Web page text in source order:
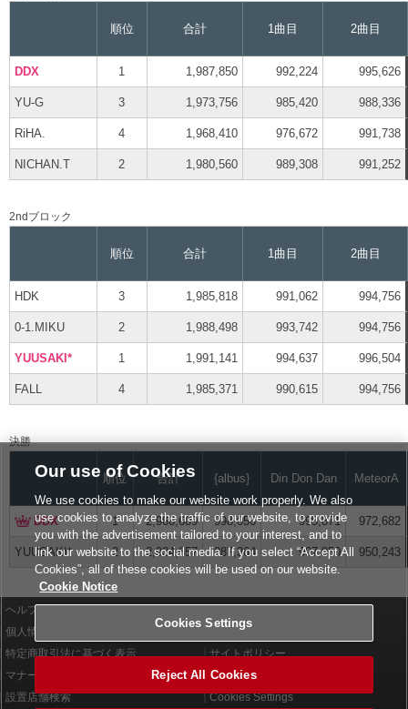
順位 合計 1曲目 2曲目
1 1,987,850 992,224 995,626
3 1,973,756 985,420 988,336
4 1,968,410 976,672 991,738
2 1,980,560 989,308 991,252
DDX
YU-G
RiHA.
NICHAN.T
2ndブロック
順位 合計 1曲目 2曲目
3 1,985,818 991,062 994,756
2 1,988,498 993,742 994,756
1 1,991,141 994,637 996,504
4 1,985,371 990,615 994,756
HDK
0-1.MIKU
YUUSAKI*
FALL
決勝
順位 合計 {albus} Din Don Dan MeteorA
1 2,966,609 998,056 995,871 972,682
2 2,934,657 987,364 997,050 950,243
DDX
YUUSAKI*
ヘルプ
個人情報等保護方針
外部送信について
特定商取引法に基づく表示
サイトポリシー
マナー＆ルール
お問い合わせ
設置店舗検索
Cookies Settings
Our use of Cookies
We use cookies to make our website work properly. We also
use cookies to analyze the traffic of our website, to provide
you with the advertisement tailored to your interest, and to
link our website to the social media. If you select “Accept All
Cookies”, all of these cookies will be used on our website.
Cookie Notice
Cookies Settings
Reject All Cookies